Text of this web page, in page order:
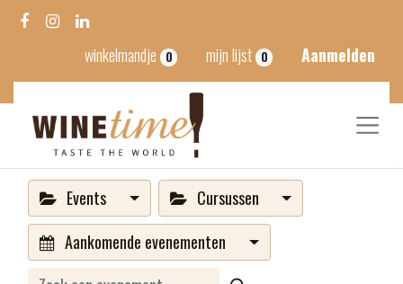
winkelmandje 0 mijn lijst 0 Aanmelden
Events
Cursussen
Aankomende evenementen